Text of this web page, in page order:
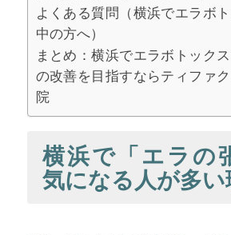
よくある質問（横浜でエラボ
中の方へ）
まとめ：横浜でエラボトック
の改善を目指すならティファ
院
横浜で「エラの
気になる人が多い